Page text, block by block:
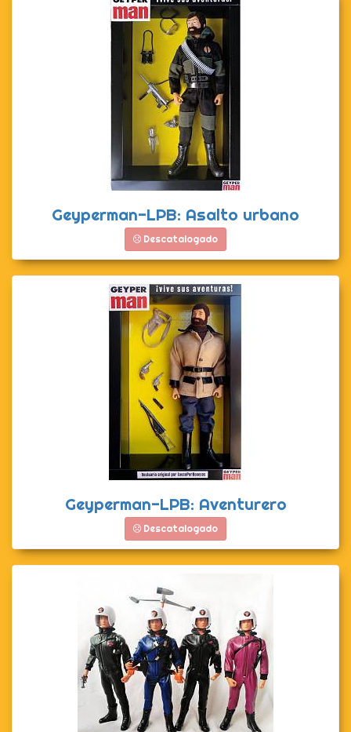
Geyperman-LPB: Asalto urbano
Descatalogado
Geyperman-LPB: Aventurero
Descatalogado